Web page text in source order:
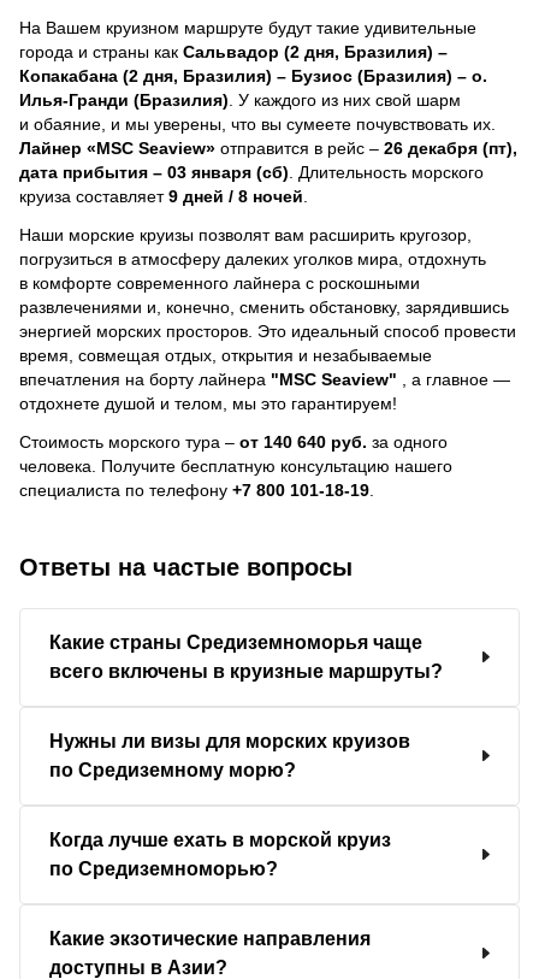
На Вашем круизном маршруте будут такие удивительные
города и страны как Сальвадор (2 дня, Бразилия) –
Копакабана (2 дня, Бразилия) – Бузиос (Бразилия) – о.
Илья-Гранди (Бразилия) . У каждого из них свой шарм
и обаяние, и мы уверены, что вы сумеете почувствовать их.
Лайнер «MSC Seaview» отправится в рейс – 26 декабря (пт),
дата прибытия – 03 января (сб) . Длительность морского
круиза составляет9 дней / 8 ночей
Наши морские круизы позволят вам расширить кругозор,
погрузиться в атмосферу далеких уголков мира, отдохнуть
в комфорте современного лайнера с роскошными
развлечениями и, конечно, сменить обстановку, зарядившись
энергией морских просторов. Это идеальный способ провести
время, совмещая отдых, открытия и незабываемые
впечатления на борту лайнера "MSC Seaview"
, a главное —
отдохнете душой и телом, мы это гарантируем!
Стоимость морского тура – от 140 640 руб. за одного
человека. Получите бесплатную консультацию нашего
специалиста по телефону +7 800 101-18-19
Ответы на частые вопросы
Какие страны Средиземноморья чаще
всего включены в круизные маршруты?
Нужны ли визы для морских круизов
по Средиземному морю?
Когда лучше ехать в морской круиз
по Средиземноморью?
Какие экзотические направления
доступны в Азии?